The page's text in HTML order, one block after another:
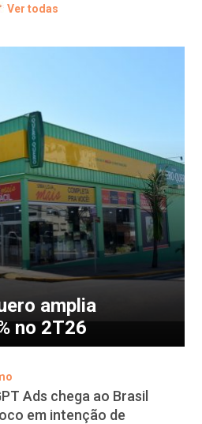
Ver todas
amplia
no 2T26
Ads chega ao Brasil
em intenção de